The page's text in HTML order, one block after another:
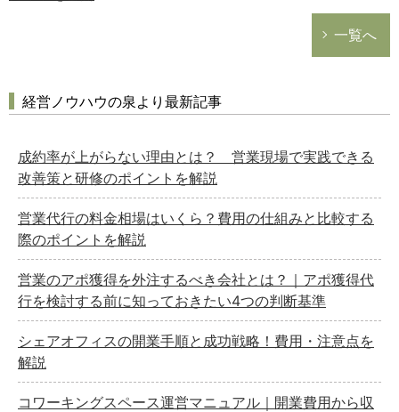
一覧へ
経営ノウハウの泉より最新記事
成約率が上がらない理由とは？ 営業現場で実践できる
改善策と研修のポイントを解説
営業代行の料金相場はいくら？費用の仕組みと比較する
際のポイントを解説
営業のアポ獲得を外注するべき会社とは？｜アポ獲得代
行を検討する前に知っておきたい4つの判断基準
シェアオフィスの開業手順と成功戦略！費用・注意点を
解説
コワーキングスペース運営マニュアル｜開業費用から収